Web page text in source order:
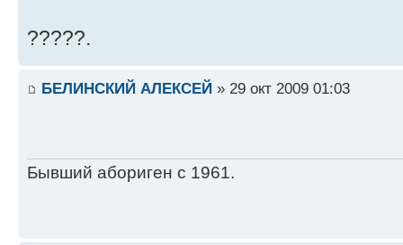
?????.
БЕЛИНСКИЙ АЛЕКСЕЙ » 29 окт 2009 01:03
Бывший абориген с 1961.